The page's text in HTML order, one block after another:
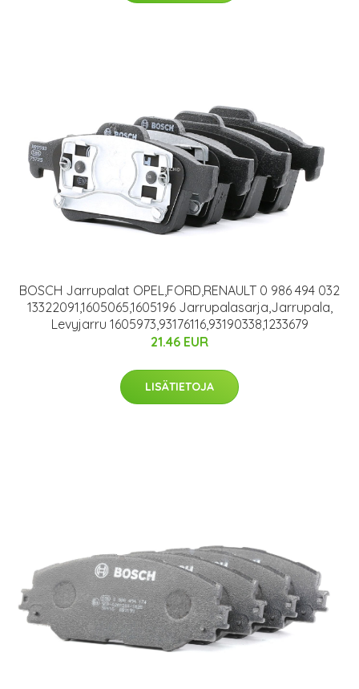
BOSCH Jarrupalat OPEL,FORD,RENAULT 0 986 494 032
13322091,1605065,1605196 Jarrupalasarja,Jarrupala,
Levyjarru 1605973,93176116,93190338,1233679
21.46 EUR
LISÄTIETOJA